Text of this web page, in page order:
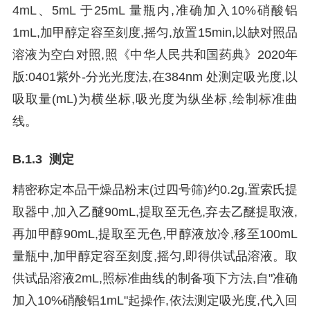
4mL、5mL 于25mL 量瓶内,准确加入10%硝酸铝
1mL,加甲醇定容至刻度,摇匀,放置15min,以缺对照品
溶液为空白对照,照《中华人民共和国药典》2020年
版:0401紫外-分光光度法,在384nm 处测定吸光度,以
吸取量(mL)为横坐标,吸光度为纵坐标,绘制标准曲
线。
B.1.3 测定
精密称定本品干燥品粉末(过四号筛)约0.2g,置索氏提
取器中,加入乙醚90mL,提取至无色,弃去乙醚提取液,
再加甲醇90mL,提取至无色,甲醇液放冷,移至100mL
量瓶中,加甲醇定容至刻度,摇匀,即得供试品溶液。取
供试品溶液2mL,照标准曲线的制备项下方法,自"准确
加入10%硝酸铝1mL"起操作,依法测定吸光度,代入回